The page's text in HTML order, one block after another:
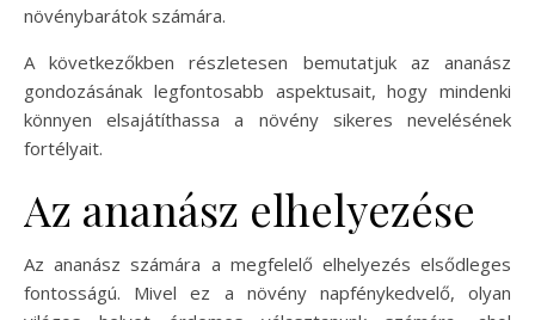
növénybarátok számára.
A következőkben részletesen bemutatjuk az ananász
gondozásának legfontosabb aspektusait, hogy mindenki
könnyen elsajátíthassa a növény sikeres nevelésének
fortélyait.
Az ananász elhelyezése
Az ananász számára a megfelelő elhelyezés elsődleges
fontosságú. Mivel ez a növény napfénykedvelő, olyan